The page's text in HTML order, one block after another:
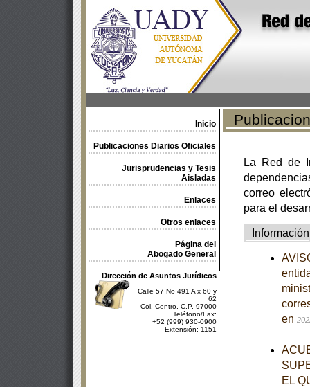
Inicio
Publicaciones Diarios Oficiales
Jurisprudencias y Tesis
Aisladas
Enlaces
Otros enlaces
Página del
Abogado General
Dirección de Asuntos Jurídicos
Calle 57 No 491 A x 60 y
62
Col. Centro, C.P. 97000
Teléfono/Fax:
+52 (999) 930-0900
Extensión: 1151
La Red de
correo
para el
Información
en
EL